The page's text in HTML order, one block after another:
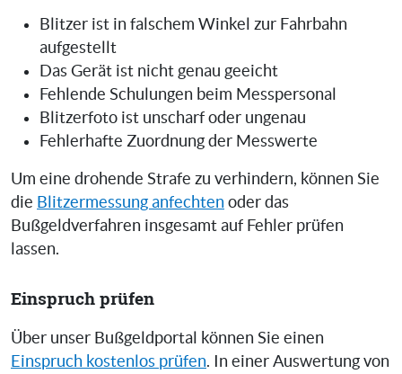
Blitzer ist in falschem Winkel zur Fahrbahn
aufgestellt
Das Gerät ist nicht genau geeicht
Fehlende Schulungen beim Messpersonal
Blitzerfoto ist unscharf oder ungenau
Fehlerhafte Zuordnung der Messwerte
Um eine drohende Strafe zu verhindern, können Sie
die Blitzermessung anfechten oder das
Bußgeldverfahren insgesamt auf Fehler prüfen
lassen.
Einspruch prüfen
Über unser Bußgeldportal können Sie einen
Einspruch kostenlos prüfen. In einer Auswertung von